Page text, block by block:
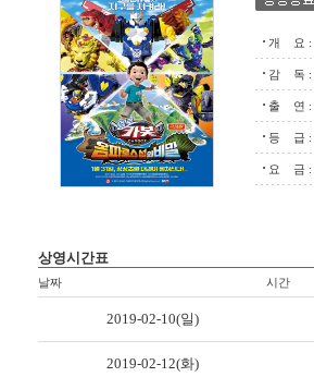
개 요 :
감 독 :
출 연 :
등 급 :
요 금 :
상영시간표
날짜 시간
2019-02-10(일)
2019-02-12(화)